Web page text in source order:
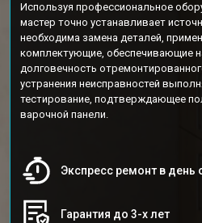
Используя профессиональное
мастер точно устанавливает
необходима замена деталей,
комплектующие, обеспечивающие
долговечность
устранения неисправностей
тестирование, подтверждающее
варочной панели.
Экспресс ремонт в день
Гарантия до 3-х лет